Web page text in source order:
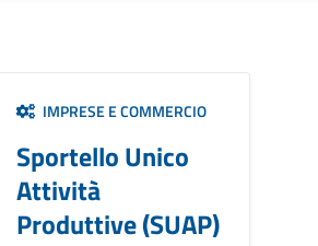
IMPRESE E COMMERCIO
Sportello Unico
Attività
Produttive (SUAP)